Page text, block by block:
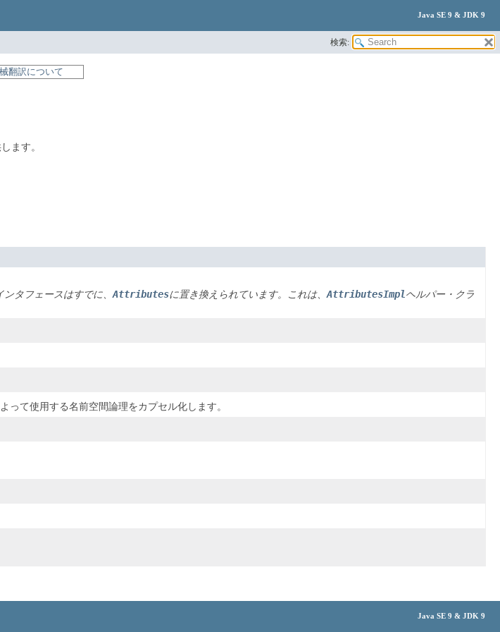
Java SE 9 & JDK 9
検索:
翻訳について
ます。
ンタフェースはすでに、Attributesに置き換えられています。これは、AttributesImpl ヘルパー・クラ
って使用する名前空間論理をカプセル化します。
Java SE 9 & JDK 9